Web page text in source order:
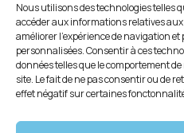
Nous utilisons des technologies telles
accéder aux informations relatives
améliorer l’expérience de navigation
personnalisées. Consentir à ces
données telles que le comportement
site. Le fait de ne pas consentir ou de
effet négatif sur certaines